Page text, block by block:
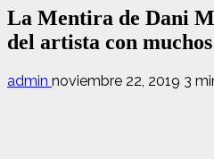
La Mentira de Dani
del artista con
admin noviembre 22, 2019 3